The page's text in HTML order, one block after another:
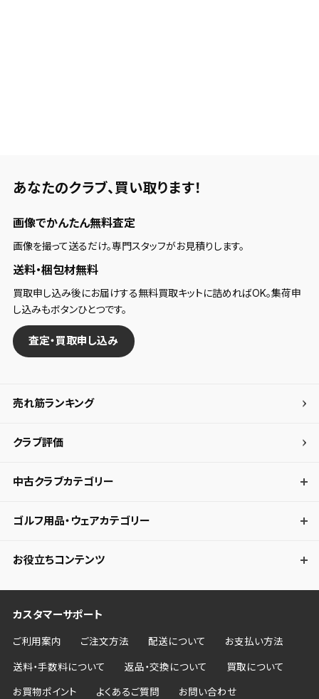
あなたのクラブ、 買い取ります！
画像でかんたん無料査定
画像を撮って送るだけ。専門スタッフがお見積りします。
送料・梱包材無料
買取申し込み後にお届けする無料買取キットに詰めればOK。集荷申
し込みもボタンひとつです。
査定・買取申し込み
売れ筋ランキング
クラブ評価
中古クラブカテゴリー
ゴルフ用品・ウェアカテゴリー
お役立ちコンテンツ
カスタマーサポート
ご利用案内 ご注文方法 配送について お支払い方法
送料・手数料について 返品・交換について 買取について
お買物ポイント よくあるご質問 お問い合わせ